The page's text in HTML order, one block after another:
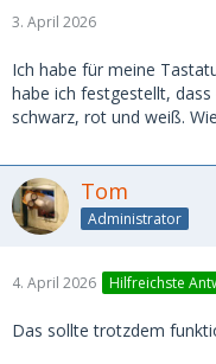
3. April 2026
Ich habe für meine
habe ich festgestellt,
schwarz, rot und weiß.
Tom
Administrator
4. April 2026 Hilfreichste
Das sollte trotzdem